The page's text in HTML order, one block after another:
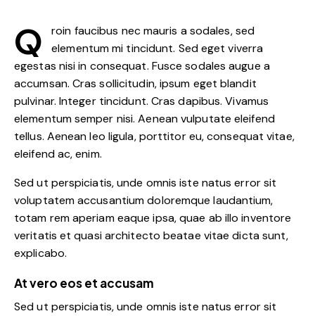
Q
roin faucibus nec mauris a sodales, sed
elementum mi tincidunt. Sed eget viverra
egestas nisi in consequat. Fusce sodales augue a
accumsan. Cras sollicitudin, ipsum eget blandit
pulvinar. Integer tincidunt. Cras dapibus. Vivamus
elementum semper nisi. Aenean vulputate eleifend
tellus. Aenean leo ligula, porttitor eu, consequat vitae,
eleifend ac, enim.
Sed ut perspiciatis, unde omnis iste natus error sit
voluptatem accusantium doloremque laudantium,
totam rem aperiam eaque ipsa, quae ab illo inventore
veritatis et quasi architecto beatae vitae dicta sunt,
explicabo.
At vero eos et accusam
Sed ut perspiciatis, unde omnis iste natus error sit